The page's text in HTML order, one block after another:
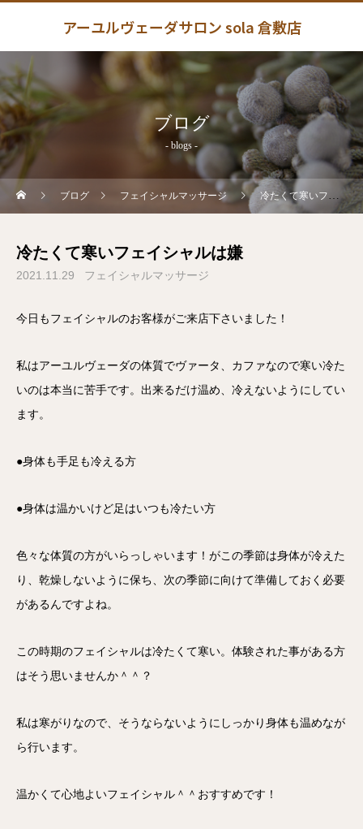
アーユルヴェーダサロン sola 倉敷店
ブログ
- blogs -
ブログ フェイシャルマッサージ 冷たくて寒いフェイシャルは嫌
冷たくて寒いフェイシャルは嫌
2021.11.29 フェイシャルマッサージ
今日もフェイシャルのお客様がご来店下さいました！
私はアーユルヴェーダの体質でヴァータ、カファなので寒い冷た
いのは本当に苦手です。出来るだけ温め、冷えないようにしてい
ます。
●身体も手足も冷える方
●身体は温かいけど足はいつも冷たい方
色々な体質の方がいらっしゃいます！がこの季節は身体が冷えた
り、乾燥しないように保ち、次の季節に向けて準備しておく必要
があるんですよね。
この時期のフェイシャルは冷たくて寒い。体験された事がある方
はそう思いませんか＾＾？
私は寒がりなので、そうならないようにしっかり身体も温めなが
ら行います。
温かくて心地よいフェイシャル＾＾おすすめです！